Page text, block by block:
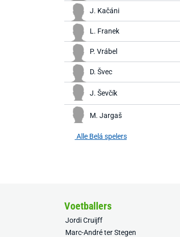
J. Kačáni
L. Franek
P. Vrábel
D. Švec
J. Ševčík
M. Jargaš
Alle Belá spelers
Voetballers
Jordi Cruijff
Marc-André ter Stegen